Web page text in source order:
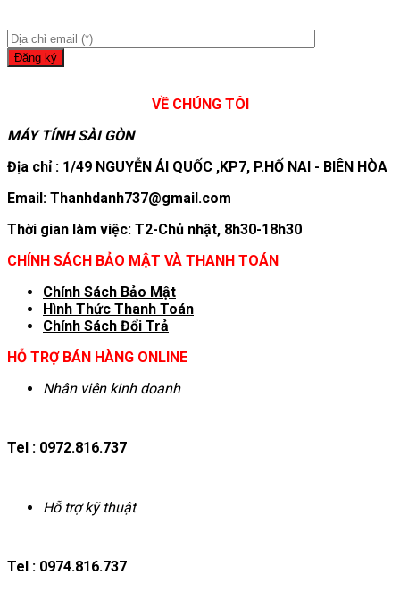
VỀ CHÚNG TÔI
MÁY TÍNH SÀI GÒN
Địa chỉ : 1/49 NGUYỄN ÁI QUỐC ,KP7, P.HỐ NAI - BIÊN HÒA
Email: Thanhdanh737@gmail.com
Thời gian làm việc: T2-Chủ nhật, 8h30-18h30
CHÍNH SÁCH BẢO MẬT VÀ THANH TOÁN
Chính Sách Bảo Mật
Hình Thức Thanh Toán
Chính Sách Đổi Trả
HỖ TRỢ BÁN HÀNG ONLINE
Nhân viên kinh doanh
Tel : 0972.816.737
Hỗ trợ kỹ thuật
Tel : 0974.816.737